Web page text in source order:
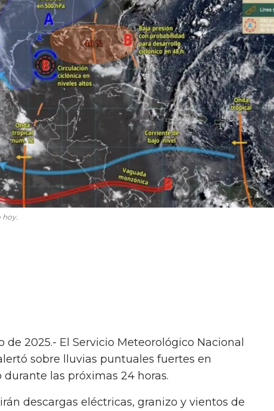
hoy.
de 2025.- El Servicio Meteorológico Nacional
sobre lluvias puntuales fuertes en
las próximas 24 horas.
descargas eléctricas, granizo y vientos de